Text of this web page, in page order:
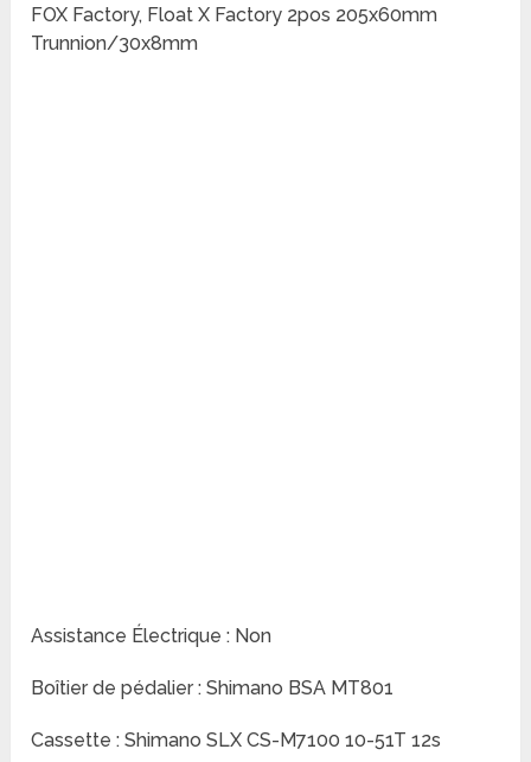
FOX Factory, Float X Factory 2pos 205x60mm
Trunnion/30x8mm
Assistance Électrique : Non
Boîtier de pédalier : Shimano BSA MT801
Cassette : Shimano SLX CS-M7100 10-51T 12s